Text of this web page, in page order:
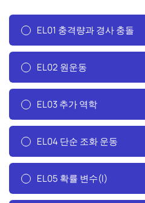
EL01 충격량과 경사 충돌
EL02 원운동
EL03 추가 역학
EL04 단순 조화 운동
EL05 확률 변수(I)